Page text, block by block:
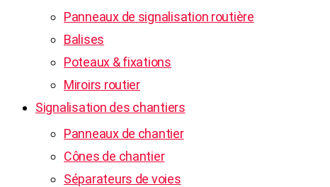
Panneaux de signalisation routière
Balises
Poteaux & fixations
Miroirs routier
Signalisation des chantiers
Panneaux de chantier
Cônes de chantier
Séparateurs de voies